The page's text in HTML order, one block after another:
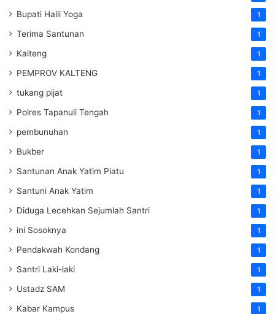
Bupati Haili Yoga 1
Terima Santunan 1
Kalteng 1
PEMPROV KALTENG 1
tukang pijat 1
Polres Tapanuli Tengah 1
pembunuhan 1
Bukber 1
Santunan Anak Yatim Piatu 1
Santuni Anak Yatim 1
Diduga Lecehkan Sejumlah Santri 1
ini Sosoknya 1
Pendakwah Kondang 1
Santri Laki-laki 1
Ustadz SAM 1
Kabar Kampus 1